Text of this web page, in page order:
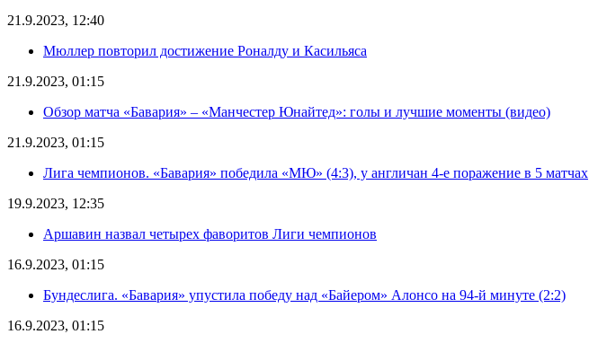
21.9.2023, 12:40
Мюллер повторил достижение Роналду и Касильяса
21.9.2023, 01:15
Обзор матча «Бавария» – «Манчестер Юнайтед»: голы и лучшие моменты (видео)
21.9.2023, 01:15
Лига чемпионов. «Бавария» победила «МЮ» (4:3), у англичан 4-е поражение в 5 матчах
19.9.2023, 12:35
Аршавин назвал четырех фаворитов Лиги чемпионов
16.9.2023, 01:15
Бундеслига. «Бавария» упустила победу над «Байером» Алонсо на 94-й минуте (2:2)
16.9.2023, 01:15